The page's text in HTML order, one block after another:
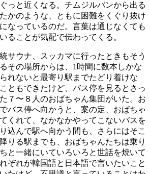
っと近くなる。チムジルバンから出る
かのような、ともに困難をくぐり抜け
なっているのだ。言葉は通じなくても
ることが気配で伝わってくる。
サウナ、スッカマに行ったときもそう
その場所からは、1時間に数本しかな
れないと最寄り駅までたどり着けな
ともできたけど、バス停を見るとさっ
７〜８人のおばちゃん集団がいた。お
バス停へ向かうと、案の定、おばちゃ
くれて、なかなかやってこないバスを
込んで駅へ向かう間も、さらにはそこ
りる駅までも、おばちゃんたちは乗り
と一緒にいていろいろと世話を焼いて
ぞれが韓国語と日本語で言いたいこと